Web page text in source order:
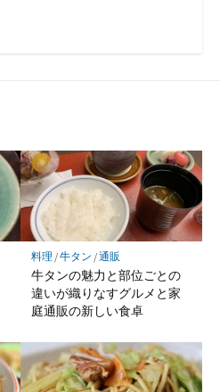
料理 /牛タン /通販
牛タンの魅力と部位ごとの
違いが織りなすグルメと家
庭通販の新しい食卓